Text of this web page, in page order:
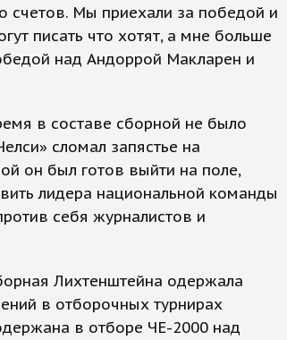
счетов. Мы приехали за победой и
писать что хотят, а мне больше
над Андоррой Макларен и
в составе сборной не было
сломал запястье на
он был готов выйти на поле,
лидера национальной команды
себя журналистов и
Лихтенштейна одержала
в отборочных турнирах
в отборе ЧЕ-2000 над